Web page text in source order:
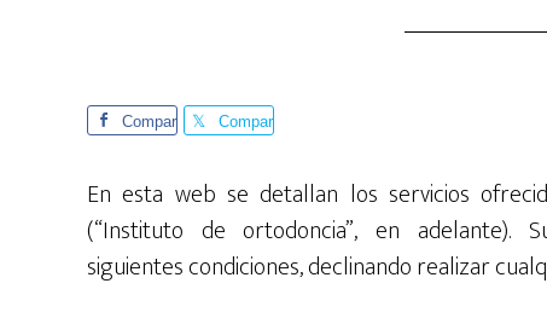
Compar
Compar
En esta web se detallan los servicios
(“Instituto de ortodoncia”, en
siguientes condiciones, declinando realizar